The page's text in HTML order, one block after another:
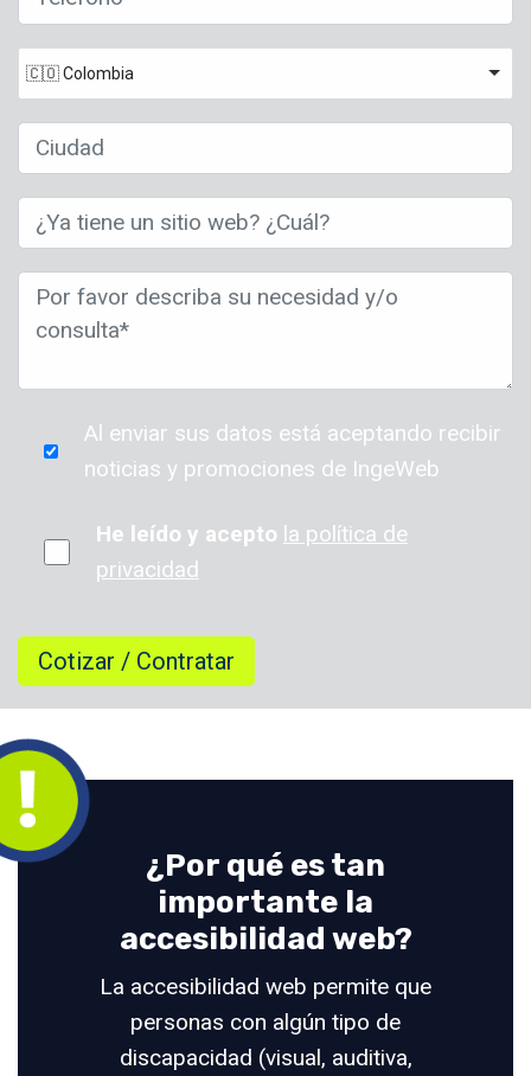
🇨🇴 Colombia
Al enviar sus datos está aceptando recibir
noticias y promociones de IngeWeb
He leído y acepto la política de
privacidad
¿Por qué es tan
importante la
accesibilidad web?
La accesibilidad web permite que
personas con algún tipo de
discapacidad (visual, auditiva,